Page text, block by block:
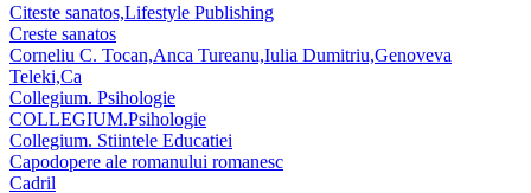
Citeste sanatos,Lifestyle Publishing
Creste sanatos
Corneliu C. Tocan,Anca Tureanu,Iulia Dumitriu,Genoveva
Teleki,Ca
Collegium. Psihologie
COLLEGIUM.Psihologie
Collegium. Stiintele Educatiei
Capodopere ale romanului romanesc
Cadril